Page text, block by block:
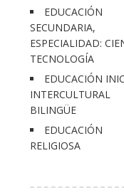
EDUCACIÓN
SECUNDARIA,
ESPECIALIDAD:
TECNOLOGÍA
EDUCACIÓN
INTERCULTURAL
BILINGÜE
EDUCACIÓN
RELIGIOSA